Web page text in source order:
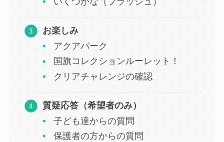
お楽しみ
アクアパーク
国旗コレクションルーレット！
クリアチャレンジの確認
質疑応答（希望者のみ）
子ども達からの質問
保護者の方からの質問